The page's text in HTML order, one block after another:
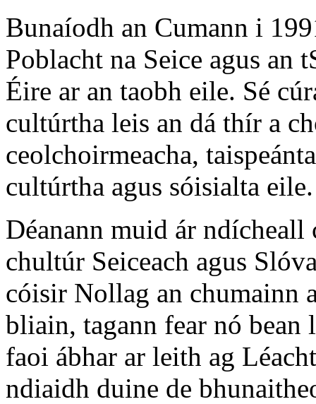
Bunaíodh an Cumann i
Poblacht na Seice agus an
Éire ar an taobh eile. Sé
cultúrtha leis an dá thír a
ceolchoirmeacha,
cultúrtha agus sóisialta eile.
Déanann muid ár ndícheall
chultúr Seiceach agus
cóisir Nollag an chumainn
bliain, tagann fear nó
faoi ábhar ar leith ag
ndiaidh duine de